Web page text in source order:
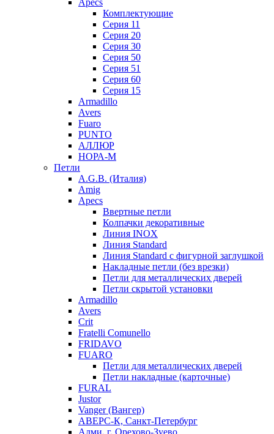
Apecs
Комплектующие
Серия 11
Серия 20
Серия 30
Серия 50
Серия 51
Серия 60
Серия 15
Armadillo
Avers
Fuaro
PUNTO
АЛЛЮР
НОРА-М
Петли
A.G.B. (Италия)
Amig
Apecs
Ввертные петли
Колпачки декоративные
Линия INOX
Линия Standard
Линия Standard с фигурной заглушкой
Накладные петли (без врезки)
Петли для металлических дверей
Петли скрытой установки
Armadillo
Avers
Crit
Fratelli Comunello
FRIDAVO
FUARO
Петли для металлических дверей
Петли накладные (карточные)
FURAL
Justor
Vanger (Вангер)
АВЕРС-К, Санкт-Петербург
Алми, г. Орехово-Зуево